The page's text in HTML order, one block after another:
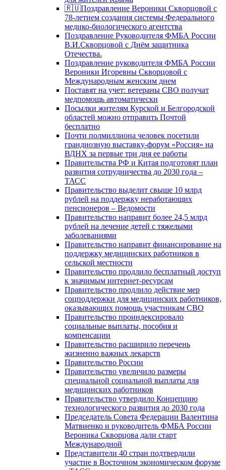
🇷🇺Поздравление Вероники Скворцовой с
78-летием создания системы Федерального
медико-биологического агентства
Поздравление Руководителя ФМБА России
В.И.Скворцовой с Днём защитника
Отечества.
Поздравление руководителя ФМБА России
Вероники Игоревны Скворцовой с
Международным женским днем
Поставят на учет: ветераны СВО получат
медпомощь автоматически
Посылки жителям Курской и Белгородской
областей можно отправить Почтой
бесплатно
Почти полмиллиона человек посетили
грандиозную выставку-форум «Россия» на
ВДНХ за первые три дня ее работы
Правительства РФ и Китая подготовят план
развития сотрудничества до 2030 года –
ТАСС
Правительство выделит свыше 10 млрд
рублей на поддержку неработающих
пенсионеров – Ведомости
Правительство направит более 24,5 млрд
рублей на лечение детей с тяжелыми
заболеваниями
Правительство направит финансирование на
поддержку медицинских работников в
сельской местности
Правительство продлило бесплатный доступ
к значимым интернет-ресурсам
Правительство продлило действие мер
соцподдержки для медицинских работников,
оказывающих помощь участникам СВО
Правительство проиндексировало
социальные выплаты, пособия и
компенсации
Правительство расширило перечень
жизненно важных лекарств
Правительство России
Правительство увеличило размеры
специальной социальной выплаты для
медицинских работников
Правительство утвердило Концепцию
технологического развития до 2030 года
Председатель Совета Федерации Валентина
Матвиенко и руководитель ФМБА России
Вероника Скворцова дали старт
Международной
Представители 40 стран подтвердили
участие в Восточном экономическом форуме